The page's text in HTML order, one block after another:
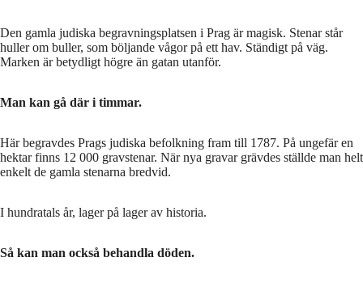
Den gamla judiska begravningsplatsen i Prag är magisk. Stenar står
huller om buller, som böljande vågor på ett hav. Ständigt på väg.
Marken är betydligt högre än gatan utanför.
Man kan gå där i timmar.
Här begravdes Prags judiska befolkning fram till 1787. På ungefär en
hektar finns 12 000 gravstenar. När nya gravar grävdes ställde man helt
enkelt de gamla stenarna bredvid.
I hundratals år, lager på lager av historia.
Så kan man också behandla döden.